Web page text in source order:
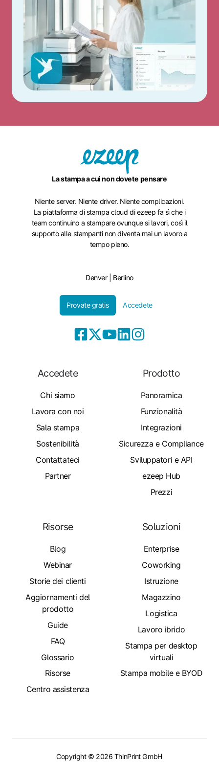
La stampa a cui non dovete pensare
Niente server. Niente driver. Niente complicazioni.
La piattaforma di stampa cloud di ezeep fa sì che i
team continuino a stampare ovunque si lavori, così il
supporto alle stampanti non diventa mai un lavoro a
tempo pieno.
Denver | Berlino
Provate gratis Accedete
Accedete
Chi siamo
Lavora con noi
Sala stampa
Sostenibilità
Contattateci
Partner
Prodotto
Panoramica
Funzionalità
Integrazioni
Sicurezza e Compliance
Sviluppatori e API
ezeep Hub
Prezzi
Risorse
Blog
Webinar
Storie dei clienti
Aggiornamenti del
prodotto
Guide
FAQ
Glossario
Risorse
Centro assistenza
Soluzioni
Enterprise
Coworking
Istruzione
Magazzino
Logistica
Lavoro ibrido
Stampa per desktop
virtuali
Stampa mobile e BYOD
Copyright © 2026 ThinPrint GmbH